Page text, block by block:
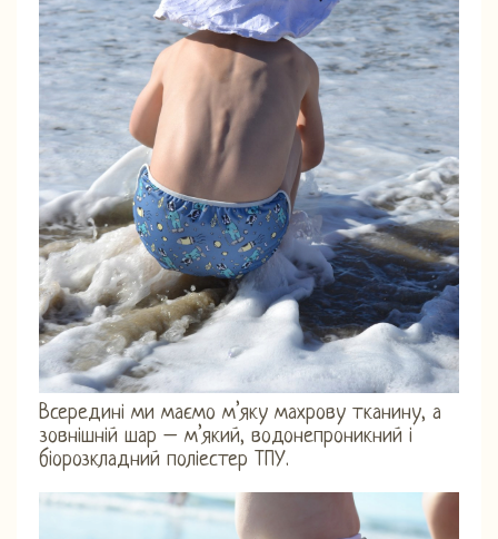
Всередині ми маємо м’яку махрову тканину, а
зовнішній шар – м’який, водонепроникний і
біорозкладний поліестер ТПУ.